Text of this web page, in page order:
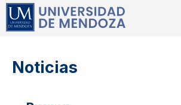
Noticias